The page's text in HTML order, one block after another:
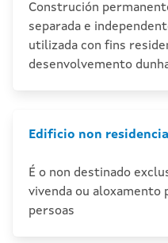
Construción
separada e
utilizada con fins
desenvolvemento
Edificio non
É o non destinado
vivenda ou aloxamento
persoas